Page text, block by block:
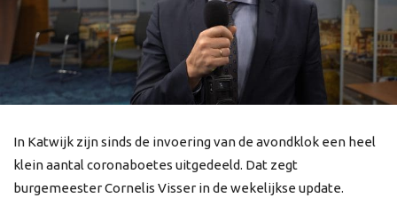
In Katwijk zijn sinds de invoering van de avondklok een heel
klein aantal coronaboetes uitgedeeld. Dat zegt
burgemeester Cornelis Visser in de wekelijkse update.